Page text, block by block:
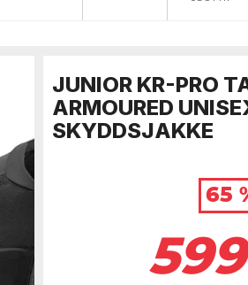
JUNIOR KR-PRO
ARMOURED
SKYDDSJAKKE
65
599